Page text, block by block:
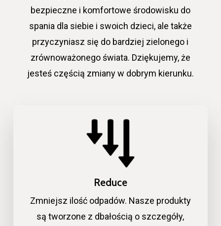
bezpieczne i komfortowe środowisku do
spania dla siebie i swoich dzieci, ale także
przyczyniasz się do bardziej zielonego i
zrównoważonego świata. Dziękujemy, że
jesteś częścią zmiany w dobrym kierunku.
Reduce
Zmniejsz ilość odpadów. Nasze produkty
są tworzone z dbałością o szczegóły,